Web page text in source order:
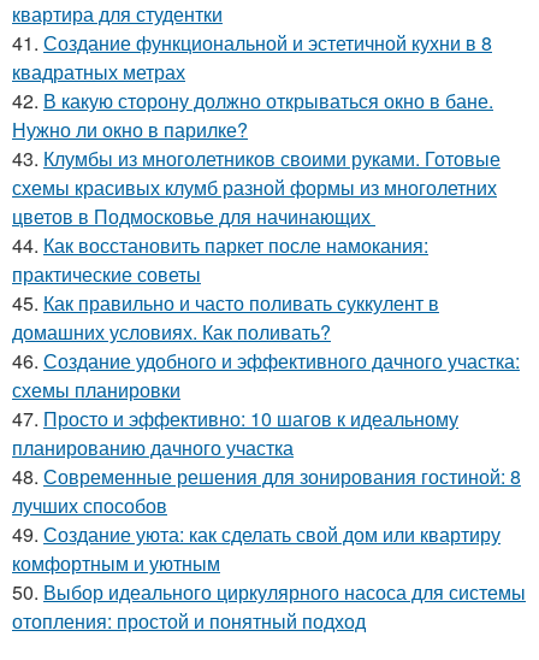
квартира для студентки
41. Создание функциональной и эстетичной кухни в 8
квадратных метрах
42. В какую сторону должно открываться окно в бане.
Нужно ли окно в парилке?
43. Клумбы из многолетников своими руками. Готовые
схемы красивых клумб разной формы из многолетних
цветов в Подмосковье для начинающих
44. Как восстановить паркет после намокания:
практические советы
45. Как правильно и часто поливать суккулент в
домашних условиях. Как поливать?
46. Создание удобного и эффективного дачного участка:
схемы планировки
47. Просто и эффективно: 10 шагов к идеальному
планированию дачного участка
48. Современные решения для зонирования гостиной: 8
лучших способов
49. Создание уюта: как сделать свой дом или квартиру
комфортным и уютным
50. Выбор идеального циркулярного насоса для системы
отопления: простой и понятный подход